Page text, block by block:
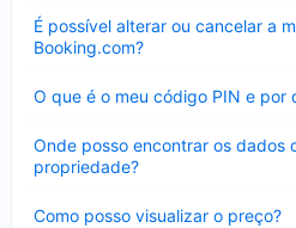
É possível alterar ou cancelar a
Booking.com?
Contraído
O que é o meu código PIN e por
Onde posso encontrar os dados
propriedade?
Como posso visualizar o preço?